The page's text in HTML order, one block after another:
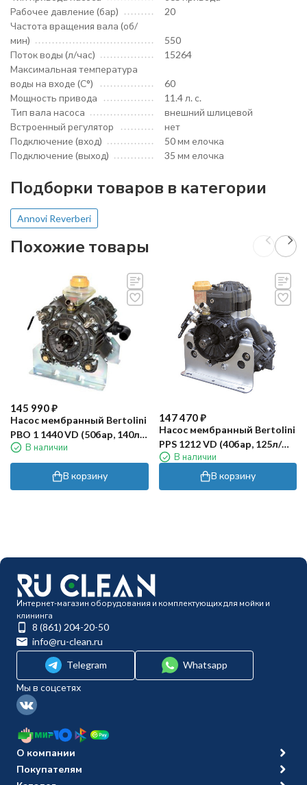
Рабочее давление (бар)
20
Частота вращения вала (об/
мин)
550
Поток воды (л/час)
15264
Максимальная температура
воды на входе (С°)
60
Мощность привода
11.4 л. с.
Тип вала насоса
внешний шлицевой
Встроенный регулятор
нет
Подключение (вход)
50 мм елочка
Подключение (выход)
35 мм елочка
Подборки товаров в категории
Annovi Reverberi
Похожие товары
145 990₽
Насос мембранный Bertolini
PBO 1 1440 VD (50бар, 140л/
мин, ВОМ, 1"3/8, 2х-
сторонний)
В наличии
В корзину
147 470₽
Насос мембранный Bertolini
PPS 1212 VD (40бар, 125л/
мин, ВОМ 1"3/8)
В наличии
В корзину
Интернет-магазин оборудования и комплектующих для мойки и
клининга
8 (861) 204-20-50
info@ru-clean.ru
Telegram
Whatsapp
Мы в соцсетях
О компании
Покупателям